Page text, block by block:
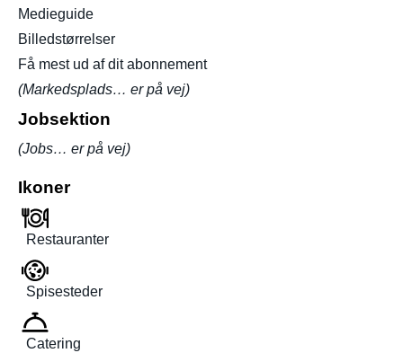
Medieguide
Billedstørrelser
Få mest ud af dit abonnement
(Markedsplads… er på vej)
Jobsektion
(Jobs… er på vej)
Ikoner
Restauranter
Spisesteder
Catering